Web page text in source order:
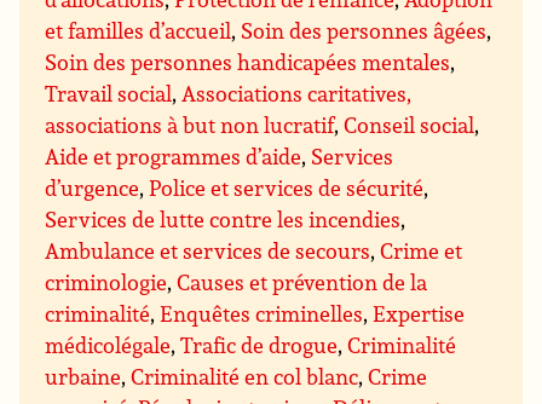
et familles d’accueil, Soin des personnes âgées,
Soin des personnes handicapées mentales,
Travail social,Associations caritatives,
associations à but non lucratif,Conseil social,
Aide et programmes d’aide, Services
d’urgence,Police et services de sécurité,
Services de lutte contre les incendies,
Ambulance et services de secours,Crime et
criminologie,Causes et prévention de la
criminalité,Enquêtes criminelles,Expertise
médicolégale,Trafic de drogue,Criminalité
urbaine,Criminalité en col blanc,Crime